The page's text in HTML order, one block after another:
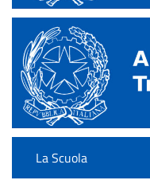
La Scuola